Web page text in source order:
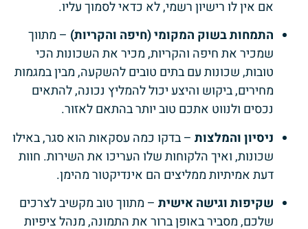
אם אין לו רישיון רשמי, לא כדאי לסמוך עליו.
התמחות בשוק המקומי (חיפה והקריות) – מתווך
שמכיר את חיפה והקריות, מכיר את השכונות הכי
טובות, שכונות עם בתים טובים להשקעה, מבין במגמות
מחירים, ביקוש והיצע יכול להמליץ נכונה, להתאים
נכסים ולנווט אתכם טוב יותר בהתאם לאזור.
ניסיון והמלצות – בדקו כמה עסקאות הוא סגר, באילו
שכונות, ואיך הלקוחות שלו העריכו את השירות. חוות
דעת אמיתיות ממליצים הם אינדיקטור מהימן.
שקיפות וגישה אישית – מתווך טוב מקשיב לצרכים
שלכם, מסביר באופן ברור את התמונה, מנהל ציפיות